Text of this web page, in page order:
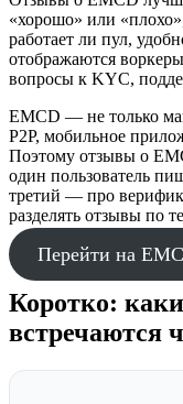
«хорошо» или
работает ли пул,
отображаются
вопросы к KYC,
EMCD — не только
P2P, мобильное
Поэтому отзывы о
один пользователь
третий — про
разделять отзывы по
Перейти на
Коротко:
встречаются